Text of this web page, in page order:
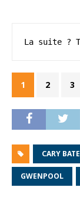
La suite ?
1 2 3
CARY
GWENPOOL